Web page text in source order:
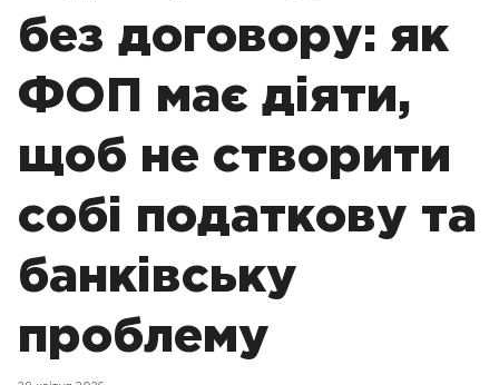
без договору: як
ФОП має діяти,
щоб не створити
собі податкову та
банківську
проблему